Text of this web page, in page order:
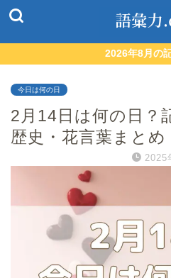
2026年8月の
今日は何の日
2月14日は何の日？
歴史・花言葉まとめ
2025